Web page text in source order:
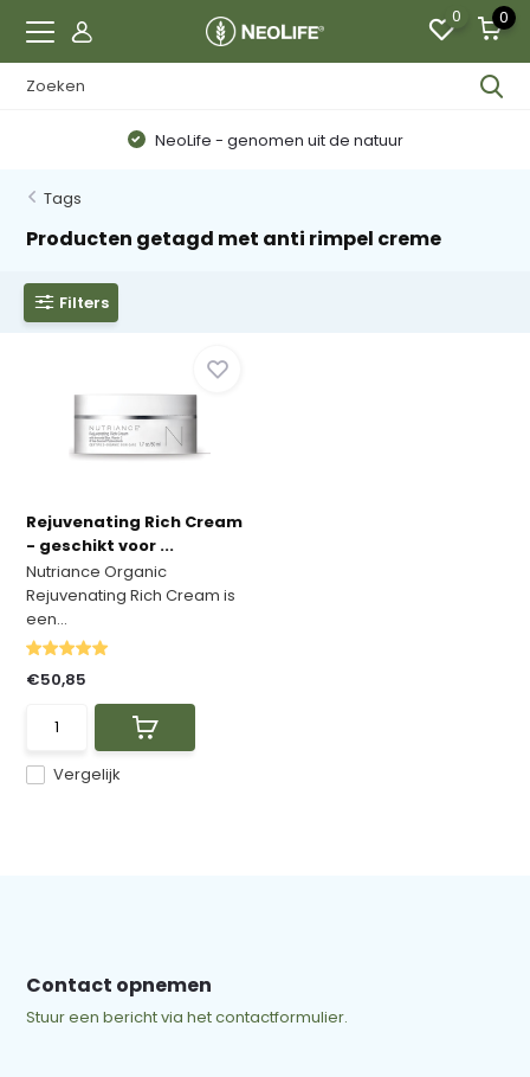
0 0
NeoLife - genomen uit de natuur
Tags
Producten getagd met anti rimpel creme
Filters
Rejuvenating Rich Cream
- geschikt voor ...
Nutriance Organic
Rejuvenating Rich Cream is
een...
Vergelijk
€50,85
Contact opnemen
Stuur een bericht via het contactformulier.